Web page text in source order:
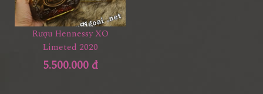
Rượu Hennessy XO
Limeted 2020
5.500.000 đ